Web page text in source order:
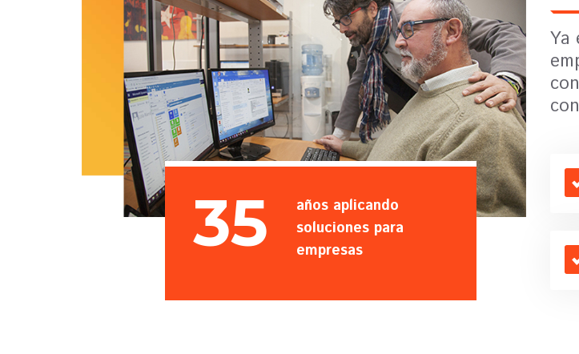
35
años aplicando
soluciones para
empresas
Ya